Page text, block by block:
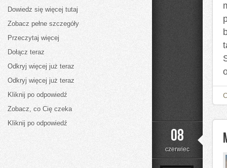
08
czerwiec
Dowiedz się więcej tutaj
Zobacz pełne szczegóły
Przeczytaj więcej
Dołącz teraz
Odkryj więcej już teraz
Odkryj więcej już teraz
Kliknij po odpowiedź
Zobacz, co Cię czeka
Kliknij po odpowiedź